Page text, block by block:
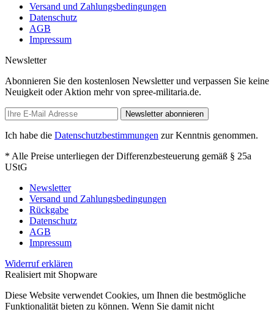
Versand und Zahlungsbedingungen
Datenschutz
AGB
Impressum
Newsletter
Abonnieren Sie den kostenlosen Newsletter und verpassen Sie keine
Neuigkeit oder Aktion mehr von spree-militaria.de.
Newsletter abonnieren
Ich habe die Datenschutzbestimmungen zur Kenntnis genommen.
* Alle Preise unterliegen der Differenzbesteuerung gemäß § 25a
UStG
Newsletter
Versand und Zahlungsbedingungen
Rückgabe
Datenschutz
AGB
Impressum
Widerruf erklären
Realisiert mit Shopware
Diese Website verwendet Cookies, um Ihnen die bestmögliche
Funktionalität bieten zu können. Wenn Sie damit nicht